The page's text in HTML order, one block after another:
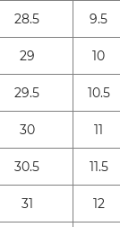
28.5
9.5
29
10
29.5
10.5
30
11
30.5
11.5
31
12